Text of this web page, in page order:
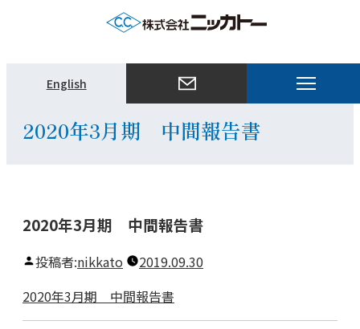
English
ュ
ー
2020年3月期 中間報告書
2020年3月期 中間報告書
投稿者:nikkato
2019.09.30
2020年3月期 中間報告書